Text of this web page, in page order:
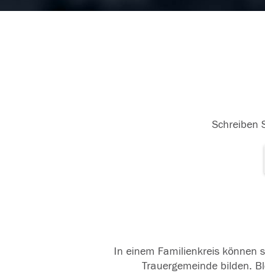
Schreiben
In einem Familienkreis können
Trauergemeinde bilden.